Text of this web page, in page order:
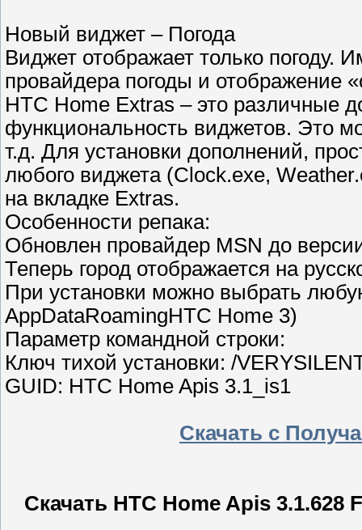
Новый виджет – Погода
Виджет отображает только погоду.
провайдера погоды и отображение
HTC Home Extras – это различные
функциональность виджетов. Это
т.д. Для установки дополнений,
любого виджета (Clock.exe,
на вкладке Extras.
Особенности репака:
Обновлен провайдер MSN до
Теперь город отображается на
При установки можно выбрать
AppDataRoamingHTC Home 3)
Параметр командной строки:
Ключ тихой установки: /
GUID: HTC Home Apis 3.1_is1
Скачать с
Скачать HTC Home Apis